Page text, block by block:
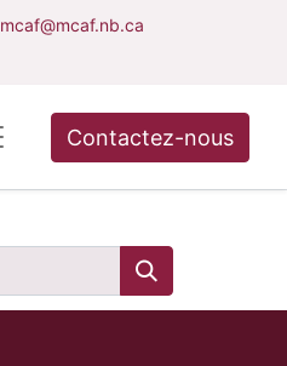
mcaf@mcaf.nb.ca
Contactez-nous